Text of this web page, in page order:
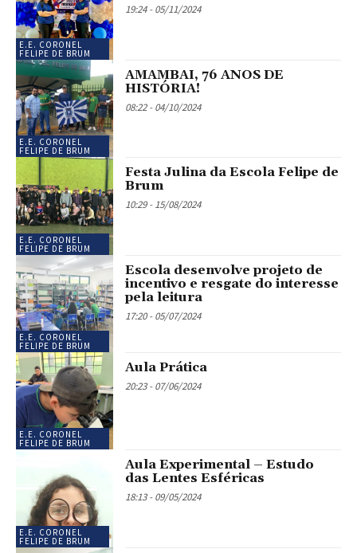
E.E. CORONEL
FELIPE DE BRUM
19:24 - 05/11/2024
E.E. CORONEL
FELIPE DE BRUM
AMAMBAI, 76 ANOS DE
HISTÓRIA!
08:22 - 04/10/2024
E.E. CORONEL
FELIPE DE BRUM
Festa Julina da Escola Felipe de
Brum
10:29 - 15/08/2024
E.E. CORONEL
FELIPE DE BRUM
Escola desenvolve projeto de
incentivo e resgate do interesse
pela leitura
17:20 - 05/07/2024
E.E. CORONEL
FELIPE DE BRUM
Aula Prática
20:23 - 07/06/2024
E.E. CORONEL
FELIPE DE BRUM
Aula Experimental – Estudo
das Lentes Esféricas
18:13 - 09/05/2024